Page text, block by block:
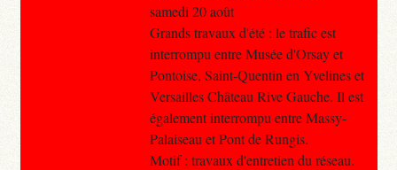
samedi 20 août
Grands travaux d'été : le trafic est
interrompu entre Musée d'Orsay et
Pontoise, Saint-Quentin en Yvelines et
Versailles Château Rive Gauche. Il est
également interrompu entre Massy-
Palaiseau et Pont de Rungis.
Motif : travaux d'entretien du réseau.